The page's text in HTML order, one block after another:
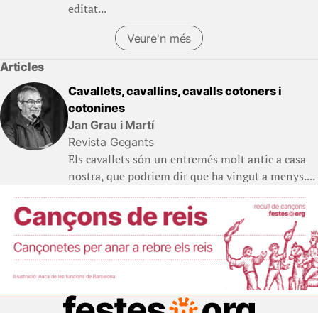
editat...
Veure'n més
Articles
Cavallets, cavallins, cavalls cotoners i
cotonines
Jan Grau i Martí
Revista Gegants
Els cavallets són un entremés molt antic a casa
nostra, que podriem dir que ha vingut a menys....